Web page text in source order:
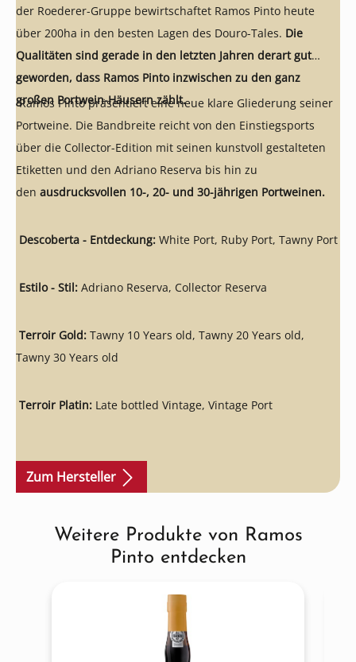
der Roederer-Gruppe bewirtschaftet Ramos Pinto heute
über 200ha in den besten Lagen des Douro-Tales. Die
Qualitäten sind gerade in den letzten Jahren derart gut
geworden, dass Ramos Pinto inzwischen zu den ganz
großen Portwein-Häusern zählt.
Ramos Pinto präsentiert eine neue klare Gliederung seiner
Portweine. Die Bandbreite reicht von den Einstiegsports
über die Collector-Edition mit seinen kunstvoll gestalteten
Etiketten und den Adriano Reserva bis hin zu
den ausdrucksvollen 10-, 20- und 30-jährigen Portweinen.
Descoberta - Entdeckung: White Port, Ruby Port, Tawny Port
Estilo - Stil: Adriano Reserva, Collector Reserva
Terroir Gold: Tawny 10 Years old, Tawny 20 Years old,
Tawny 30 Years old
Terroir Platin: Late bottled Vintage, Vintage Port
Zum Hersteller
Produktgalerie überspringen
Weitere Produkte von Ramos
Pinto entdecken